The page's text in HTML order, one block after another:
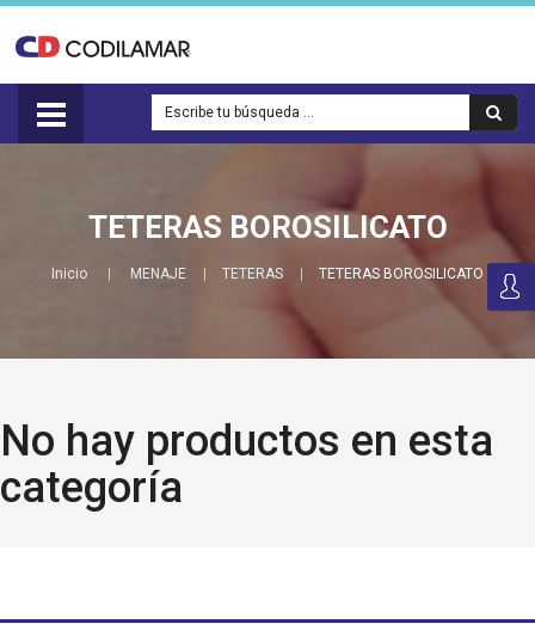
TETERAS BOROSILICATO
Inicio MENAJE TETERAS TETERAS BOROSILICATO
No hay productos en esta
categoría